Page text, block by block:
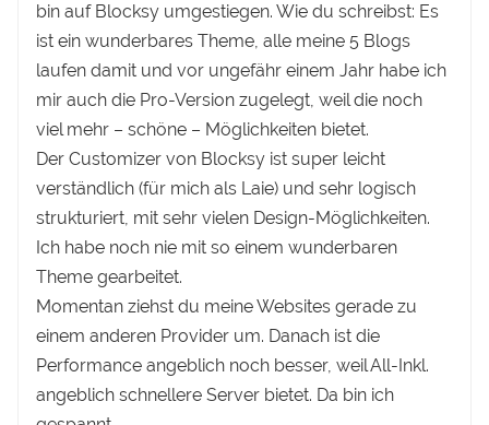
bin auf Blocksy umgestiegen. Wie du schreibst: Es
ist ein wunderbares Theme, alle meine 5 Blogs
laufen damit und vor ungefähr einem Jahr habe ich
mir auch die Pro-Version zugelegt, weil die noch
viel mehr – schöne – Möglichkeiten bietet.
Der Customizer von Blocksy ist super leicht
verständlich (für mich als Laie) und sehr logisch
strukturiert, mit sehr vielen Design-Möglichkeiten.
Ich habe noch nie mit so einem wunderbaren
Theme gearbeitet.
Momentan ziehst du meine Websites gerade zu
einem anderen Provider um. Danach ist die
Performance angeblich noch besser, weil All-Inkl.
angeblich schnellere Server bietet. Da bin ich